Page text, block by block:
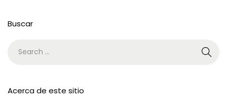
Buscar
Acerca de este sitio